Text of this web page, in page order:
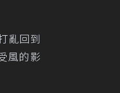
亂回到
風的影